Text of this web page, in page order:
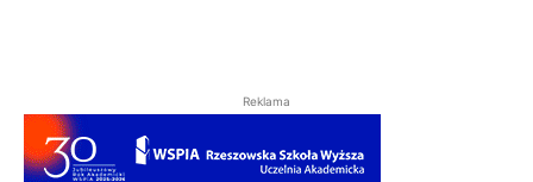
Reklama